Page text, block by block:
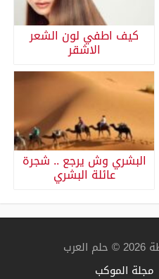
كيف اطفي لون الشعر
الاشقر
البشري وش يرجع .. شجرة
عائلة البشري
مجلة الموكب